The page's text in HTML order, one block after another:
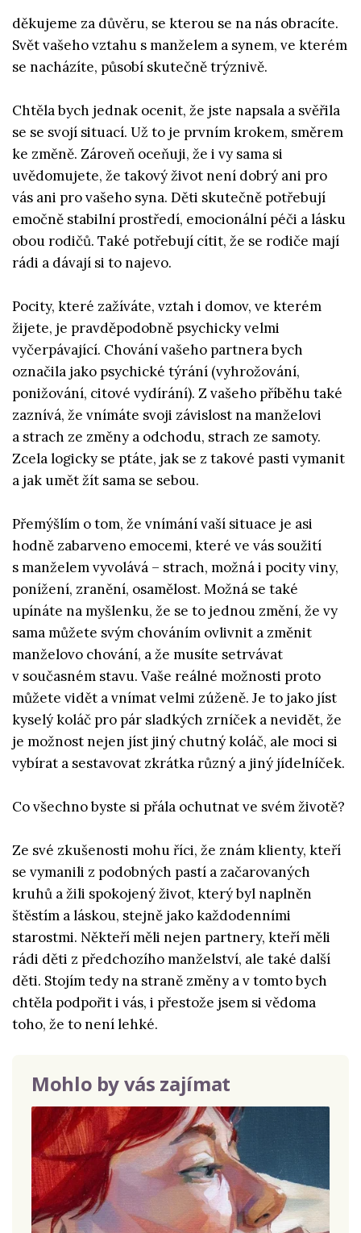
děkujeme za důvěru, se kterou se na nás obracíte.
Svět vašeho vztahu s manželem a synem, ve kterém
se nacházíte, působí skutečně trýznivě.
Chtěla bych jednak ocenit, že jste napsala a svěřila
se se svojí situací. Už to je prvním krokem, směrem
ke změně. Zároveň oceňuji, že i vy sama si
uvědomujete, že takový život není dobrý ani pro
vás ani pro vašeho syna. Děti skutečně potřebují
emočně stabilní prostředí, emocionální péči a lásku
obou rodičů. Také potřebují cítit, že se rodiče mají
rádi a dávají si to najevo.
Pocity, které zažíváte, vztah i domov, ve kterém
žijete, je pravděpodobně psychicky velmi
vyčerpávající. Chování vašeho partnera bych
označila jako psychické týrání (vyhrožování,
ponižování, citové vydírání). Z vašeho příběhu také
zaznívá, že vnímáte svoji závislost na manželovi
a strach ze změny a odchodu, strach ze samoty.
Zcela logicky se ptáte, jak se z takové pasti vymanit
a jak umět žít sama se sebou.
Přemýšlím o tom, že vnímání vaší situace je asi
hodně zabarveno emocemi, které ve vás soužití
s manželem vyvolává – strach, možná i pocity viny,
ponížení, zranění, osamělost. Možná se také
upínáte na myšlenku, že se to jednou změní, že vy
sama můžete svým chováním ovlivnit a změnit
manželovo chování, a že musíte setrvávat
v současném stavu. Vaše reálné možnosti proto
můžete vidět a vnímat velmi zúženě. Je to jako jíst
kyselý koláč pro pár sladkých zrníček a nevidět, že
je možnost nejen jíst jiný chutný koláč, ale moci si
vybírat a sestavovat zkrátka různý a jiný jídelníček.
Co všechno byste si přála ochutnat ve svém životě?
Ze své zkušenosti mohu říci, že znám klienty, kteří
se vymanili z podobných pastí a začarovaných
kruhů a žili spokojený život, který byl naplněn
štěstím a láskou, stejně jako každodenními
starostmi. Někteří měli nejen partnery, kteří měli
rádi děti z předchozího manželství, ale také další
děti. Stojím tedy na straně změny a v tomto bych
chtěla podpořit i vás, i přestože jsem si vědoma
toho, že to není lehké.
Mohlo by vás zajímat